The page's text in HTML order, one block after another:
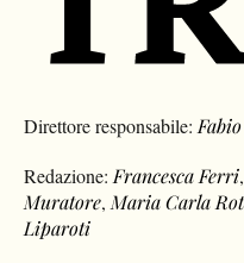
Direttore responsabile:
Redazione: Francesca Ferri
Muratore, Maria Carla
Liparoti